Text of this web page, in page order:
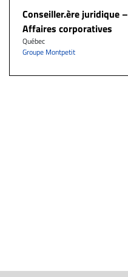
Conseiller.ère juridique –
Affaires corporatives
Québec
Groupe Montpetit